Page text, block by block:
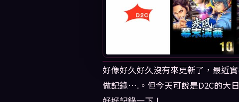
好像好久好久沒有來更新了，最近
做記錄….。但今天可說是D2C的大